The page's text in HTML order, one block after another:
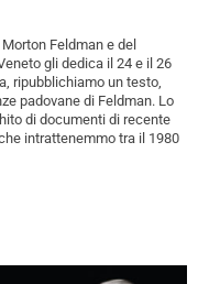
Feldman e del
gli dedica il 24 e il 26
ripubblichiamo un testo,
padovane di Feldman. Lo
di documenti di recente
intrattenemmo tra il 1980